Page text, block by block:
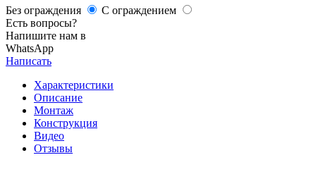
Без ограждения
С ограждением
Есть вопросы?
Напишите нам в
WhatsApp
Написать
Характеристики
Описание
Монтаж
Конструкция
Видео
Отзывы